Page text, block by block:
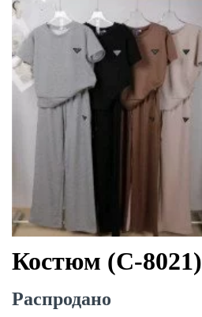
Костюм (С-8021)
Распродано